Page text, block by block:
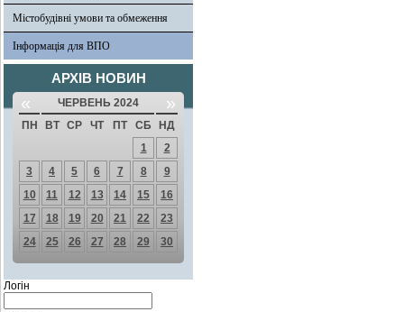
Містобудівні умови та обмеження
Інформація для ВПО
АРХІВ НОВИН
« ЧЕРВЕНЬ 2024 »
ПН ВТ СР ЧТ ПТ СБ
НД
1
2
3
4 5 6 7 8
9
10
11 12 13 14 15
16
17
18 19 20 21 22
23
24
25 26 27 28 29 30
Логін